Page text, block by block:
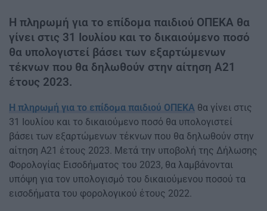
Η πληρωμή για το επίδομα παιδιού ΟΠΕΚΑ θα
γίνει στις 31 Ιουλίου και το δικαιούμενο ποσό
θα υπολογιστεί βάσει των εξαρτώμενων
τέκνων που θα δηλωθούν στην αίτηση Α21
έτους 2023.
Η πληρωμή για το επίδομα παιδιού ΟΠΕΚΑ θα γίνει στις
31 Ιουλίου και το δικαιούμενο ποσό θα υπολογιστεί
βάσει των εξαρτώμενων τέκνων που θα δηλωθούν στην
αίτηση Α21 έτους 2023. Μετά την υποβολή της Δήλωσης
Φορολογίας Εισοδήματος του 2023, θα λαμβάνονται
υπόψη για τον υπολογισμό του δικαιούμενου ποσού τα
εισοδήματα του φορολογικού έτους 2022.